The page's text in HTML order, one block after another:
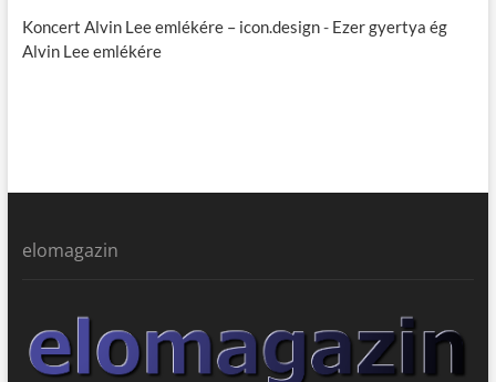
Koncert Alvin Lee emlékére – icon.design- Ezer gyertya ég
Alvin Lee emlékére
elomagazin